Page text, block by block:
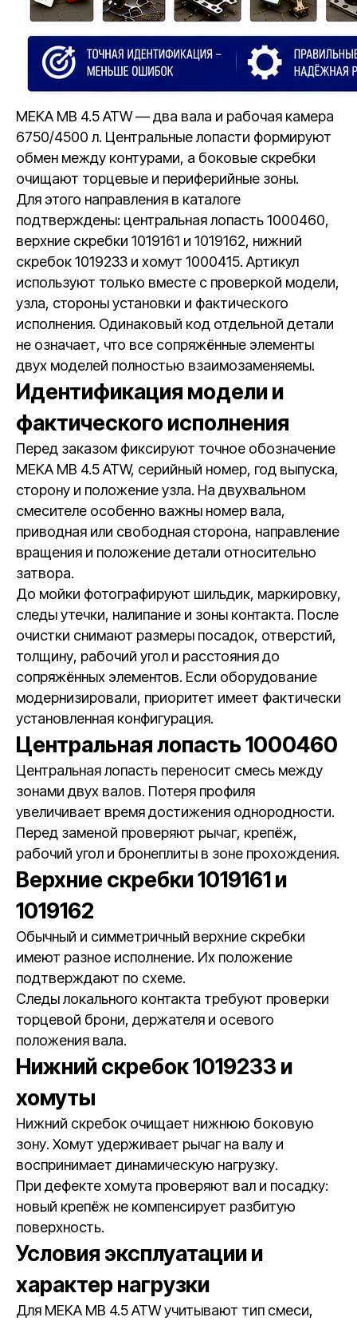
MEKA MB 4.5 ATW — два вала и рабочая камера
6750/4500 л. Центральные лопасти формируют
обмен между контурами, а боковые скребки
очищают торцевые и периферийные зоны.
Для этого направления в каталоге
подтверждены: центральная лопасть 1000460,
верхние скребки 1019161 и 1019162, нижний
скребок 1019233 и хомут 1000415. Артикул
используют только вместе с проверкой модели,
узла, стороны установки и фактического
исполнения. Одинаковый код отдельной детали
не означает, что все сопряжённые элементы
двух моделей полностью взаимозаменяемы.
Идентификация модели и
фактического исполнения
Перед заказом фиксируют точное обозначение
MEKA MB 4.5 ATW, серийный номер, год выпуска,
сторону и положение узла. На двухвальном
смесителе особенно важны номер вала,
приводная или свободная сторона, направление
вращения и положение детали относительно
затвора.
До мойки фотографируют шильдик, маркировку,
следы утечки, налипание и зоны контакта. После
очистки снимают размеры посадок, отверстий,
толщину, рабочий угол и расстояния до
сопряжённых элементов. Если оборудование
модернизировали, приоритет имеет фактически
установленная конфигурация.
Центральная лопасть 1000460
Центральная лопасть переносит смесь между
зонами двух валов. Потеря профиля
увеличивает время достижения однородности.
Перед заменой проверяют рычаг, крепёж,
рабочий угол и бронеплиты в зоне прохождения.
Верхние скребки 1019161 и
1019162
Обычный и симметричный верхние скребки
имеют разное исполнение. Их положение
подтверждают по схеме.
Следы локального контакта требуют проверки
торцевой брони, держателя и осевого
положения вала.
Нижний скребок 1019233 и
хомуты
Нижний скребок очищает нижнюю боковую
зону. Хомут удерживает рычаг на валу и
воспринимает динамическую нагрузку.
При дефекте хомута проверяют вал и посадку:
новый крепёж не компенсирует разбитую
поверхность.
Условия эксплуатации и
характер нагрузки
Для MEKA MB 4.5 ATW учитывают тип смеси,